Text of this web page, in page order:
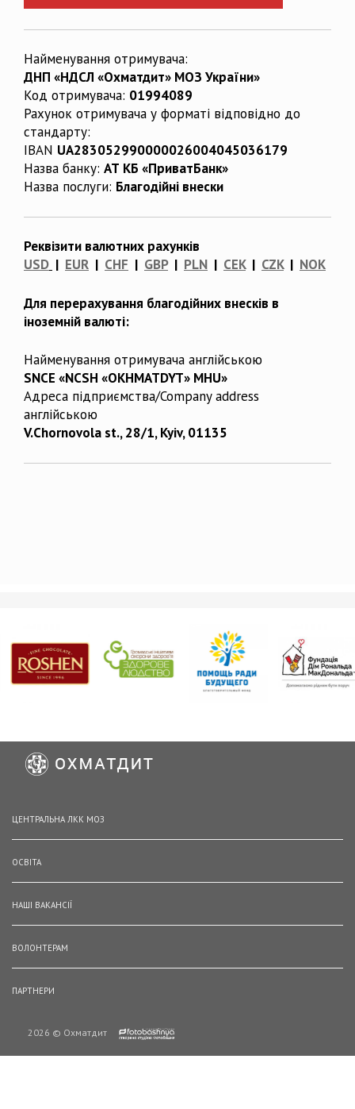
Найменування отримувача:
ДНП «НДСЛ «Охматдит» МОЗ України»
Код отримувача: 01994089
Рахунок отримувача у форматі відповідно до
стандарту:
IBAN UA283052990000026004045036179
Назва банку: АТ КБ «ПриватБанк»
Назва послуги: Благодійні внески
Реквізити валютних рахунків
USD | EUR | CHF | GBP| PLN | CEK| CZK| NOK
Для перерахування благодійних внесків в
іноземній валюті:
Найменування отримувача англійською
SNCE «NCSH «OKHMATDYT» MHU»
Адреса підприємства/Company address
англійською
V.Chornovola st., 28/1, Kyiv, 01135
ЦЕНТРАЛЬНА ЛКК МОЗ
ОСВІТА
НАШІ ВАКАНСІЇ
ВОЛОНТЕРАМ
ПАРТНЕРИ
2026 © Охматдит